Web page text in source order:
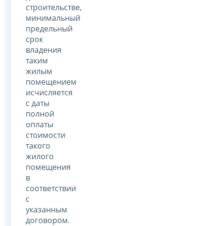
строительстве,
минимальный
предельный
срок
владения
таким
жилым
помещением
исчисляется
с даты
полной
оплаты
стоимости
такого
жилого
помещения
в
соответствии
с
указанным
договором.